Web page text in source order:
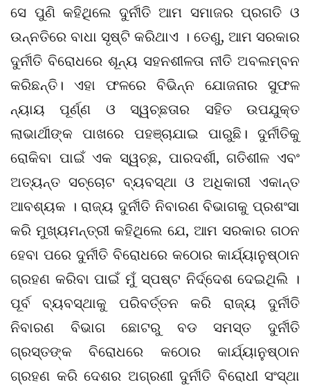
ସେ ପୁଣି କହିଥିଲେ ଦୁର୍ନୀତି ଆମ ସମାଜର ପ୍ରଗତି ଓ
ଉନ୍ନତିରେ ବାଧା ସୃଷ୍ଟି କରିଥାଏ । ତେଣୁ, ଆମ ସରକାର
ଦୁର୍ନୀତି ବିରୋଧରେ ଶୂନ୍ୟ ସହନଶୀଳତା ନୀତି ଅବଲମ୍ବନ
କରିଛନ୍ତି। ଏହା ଫଳରେ ବିଭିନ୍ନ ଯୋଜନାର ସୁଫଳ
ନ୍ୟାୟ ପୂର୍ଣ୍ଣ ଓ ସ୍ୱଚ୍ଛତାର ସହିତ ଉପଯୁକ୍ତ
ଲାଭାର୍ଥୀଙ୍କ ପାଖରେ ପହଞ୍ଚାଯାଇ ପାରୁଛି। ଦୁର୍ନୀତିକୁ
ରୋକିବା ପାଇଁ ଏକ ସ୍ୱଚ୍ଛ, ପାରଦର୍ଶୀ, ଗତିଶୀଳ ଏବଂ
ଅତ୍ୟନ୍ତ ସଚ୍ଚୋଟ ବ୍ୟବସ୍ଥା ଓ ଅଧିକାରୀ ଏକାନ୍ତ
ଆବଶ୍ୟକ । ରାଜ୍ୟ ଦୁର୍ନୀତି ନିବାରଣ ବିଭାଗକୁ ପ୍ରଶଂସା
କରି ମୁଖ୍ୟମନ୍ତ୍ରୀ କହିଥିଲେ ଯେ, ଆମ ସରକାର ଗଠନ
ହେବା ପରେ ଦୁର୍ନୀତି ବିରୋଧରେ କଠୋର କାର୍ଯ୍ୟାନୁଷ୍ଠାନ
ଗ୍ରହଣ କରିବା ପାଇଁ ମୁଁ ସ୍ପଷ୍ଟ ନିର୍ଦ୍ଦେଶ ଦେଇଥିଲି ।
ପୂର୍ବ ବ୍ୟବସ୍ଥାକୁ ପରିବର୍ତ୍ତନ କରି ରାଜ୍ୟ ଦୁର୍ନୀତି
ନିବାରଣ ବିଭାଗ ଛୋଟରୁ ବଡ ସମସ୍ତ ଦୁର୍ନୀତି
ଗ୍ରସ୍ତଙ୍କ ବିରୋଧରେ କଠୋର କାର୍ଯ୍ୟାନୁଷ୍ଠାନ
ଗ୍ରହଣ କରି ଦେଶର ଅଗ୍ରଣୀ ଦୁର୍ନୀତି ବିରୋଧୀ ସଂସ୍ଥା